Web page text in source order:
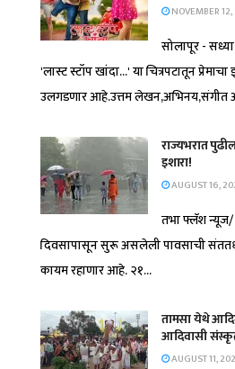
NOVEMBER
सोलापूर -
'लास्ट स्टॉप खांदा...' या चित्रपटातून
उलगडणार आहे.उत्तम लेखन,अभिनय,संगीत
राज्यभरात
इशारा!
AUGUST 16,
तभा फ्लॅश न्यूज/
दिवसापासून सुरू असलेली पावसाची
कायम रहाणार आहे. २१...
तामसा येथे
आदिवासी
AUGUST 11,